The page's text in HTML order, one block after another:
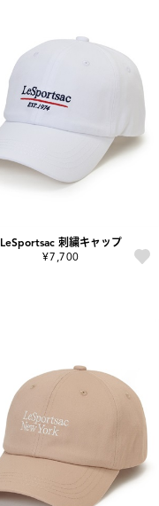
LeSportsac 刺繍キャップ
¥7,700